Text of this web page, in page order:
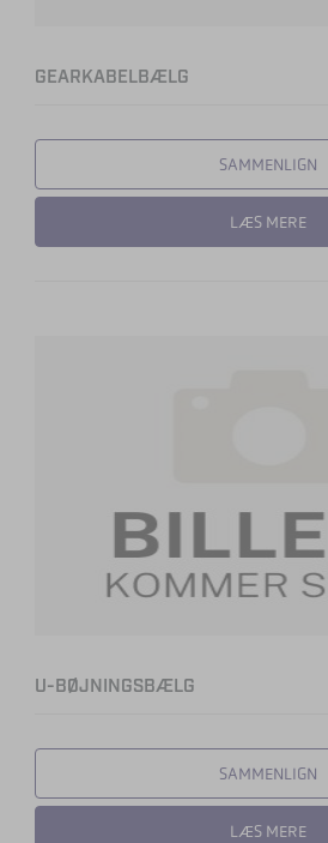
GEARKABELBÆLG
SAMMENLIGN
LÆS MERE
U-BØJNINGSBÆLG
SAMMENLIGN
LÆS MERE